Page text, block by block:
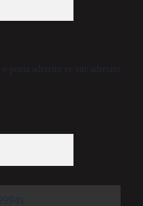
e-posta adresim ve site adresim